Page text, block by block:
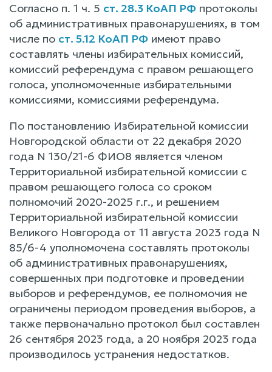
Согласно п. 1 ч. 5 ст. 28.3 КоАП РФ протоколы
об административных правонарушениях, в том
числе по ст. 5.12 КоАП РФ имеют право
составлять члены избирательных комиссий,
комиссий референдума с правом решающего
голоса, уполномоченные избирательными
комиссиями, комиссиями референдума.
По постановлению Избирательной комиссии
Новгородской области от 22 декабря 2020
года N 130/21-6 ФИО8 является членом
Территориальной избирательной комиссии с
правом решающего голоса со сроком
полномочий 2020-2025 г.г., и решением
Территориальной избирательной комиссии
Великого Новгорода от 11 августа 2023 года N
85/6-4 уполномочена составлять протоколы
об административных правонарушениях,
совершенных при подготовке и проведении
выборов и референдумов, ее полномочия не
ограничены периодом проведения выборов, а
также первоначально протокол был составлен
26 сентября 2023 года, а 20 ноября 2023 года
производилось устранения недостатков.